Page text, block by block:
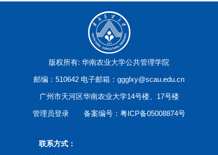
版权所有: 华南农业大学公共管理学院
邮编：510642 电子邮箱：ggglxy@scau.edu.cn
广州市天河区华南农业大学14号楼、17号楼
管理员登录 备案编号：粤ICP备05008874号
联系方式：